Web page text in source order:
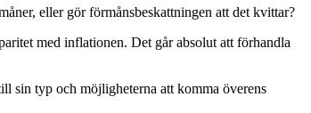
eller gör förmånsbeskattningen att det kvittar?
med inflationen. Det går absolut att förhandla
sin typ och möjligheterna att komma överens